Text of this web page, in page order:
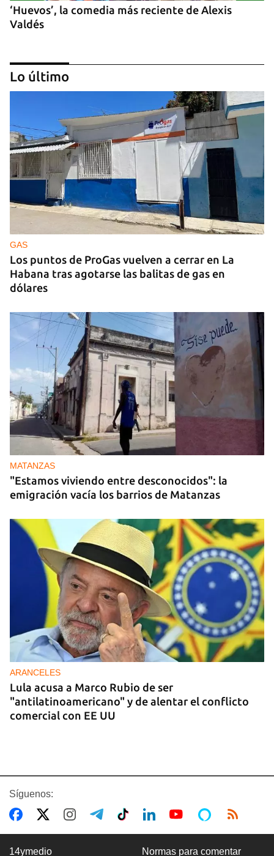
‘Huevos’, la comedia más reciente de Alexis
Valdés
Temporada teatral con ‘Si esto es una tragedia yo
soy una bicicleta’
Lo último
GAS
Los puntos de ProGas vuelven a cerrar en La
Habana tras agotarse las balitas de gas en
dólares
MATANZAS
"Estamos viviendo entre desconocidos": la
emigración vacía los barrios de Matanzas
ARANCELES
Lula acusa a Marco Rubio de ser
"antilatinoamericano" y de alentar el conflicto
comercial con EE UU
Síguenos:
14ymedio Normas para comentar